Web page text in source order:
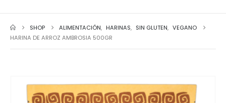
SHOP ALIMENTACIÓN, HARINAS, SIN GLUTEN, VEGANO
HARINA DE ARROZ AMBROSIA 500GR